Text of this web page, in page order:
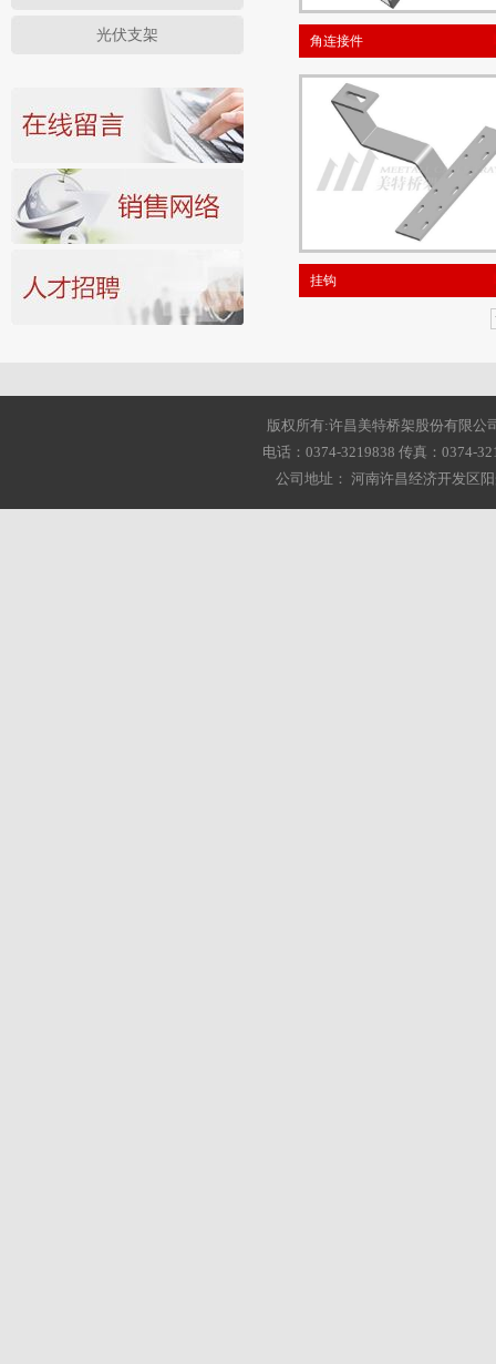
光伏支架 角连接件
挂钩
版权所有:许昌美特桥架股份有限公
电话：0374-3219838 传真：0374-
公司地址： 河南许昌经济开发区